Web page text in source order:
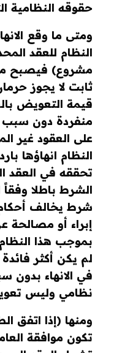
حقوقه النظامية
ومتى ما وقع
النظام للعقد
مشروع) فيصبح
ثابت لا يجوز
قيمة التعويض
منفردة دون
على العقود غير
النظام انهاؤها
تحققه في العقد
شرط يخالف
إبراء أو مصالحة
بموجب هذا
لم يكن أكثر
في الانهاء
نظامي وليس
ومنها (إذا اتفق
تكون موافقة